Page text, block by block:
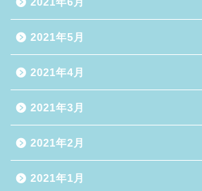
2021年5月
2021年4月
2021年3月
2021年2月
2021年1月